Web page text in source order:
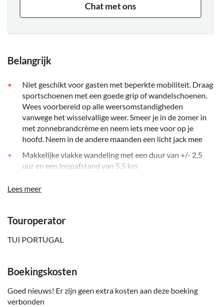
Chat met ons
Belangrijk
Niet geschikt voor gasten met beperkte mobiliteit. Draag
sportschoenen met een goede grip of wandelschoenen.
Wees voorbereid op alle weersomstandigheden
vanwege het wisselvallige weer. Smeer je in de zomer in
met zonnebrandcrème en neem iets mee voor op je
hoofd. Neem in de andere maanden een licht jack mee
Makkelijke vlakke wandeling met een duur van +/- 2,5
uur en een loopafstand van 5,5 km
plekke betaalt
Kinderen moeten altijd worden begeleid door een
volwassene (18+)
Geld voor extra's of fooien
Voor deze trip gelden niet onze algemene
Lees meer
Touroperator
TUI PORTUGAL
Boekingskosten
Goed nieuws! Er zijn geen extra kosten aan deze boeking
verbonden